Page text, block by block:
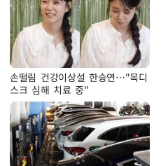
손떨림 건강이상설 한승연…"목디
스크 심해 치료 중"